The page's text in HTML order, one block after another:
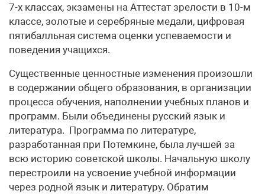
7-х классах, экзамены на Аттестат зрелости в 10-м
классе, золотые и серебряные медали, цифровая
пятибалльная система оценки успеваемости и
поведения учащихся.
Существенные ценностные изменения произошли
в содержании общего образования, в организации
процесса обучения, наполнении учебных планов и
программ. Были объединены русский язык и
литература. Программа по литературе,
разработанная при Потемкине, была лучшей за
всю историю советской школы. Начальную школу
перестроили на усвоение учебной информации
через родной язык и литературу. Обратим